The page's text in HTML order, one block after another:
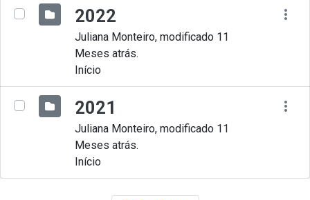
2022
Juliana Monteiro, modificado 11
Meses atrás.
Início
2021
Juliana Monteiro, modificado 11
Meses atrás.
Início